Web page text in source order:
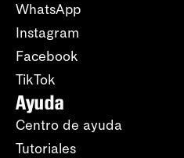
WhatsApp
Instagram
Facebook
TikTok
Ayuda
Centro de ayuda
Tutoriales